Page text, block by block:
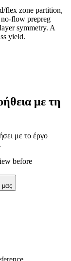
flex zone partition,
no-flow prepreg
symmetry. A
yield.
με τη
με το έργο
before
μας